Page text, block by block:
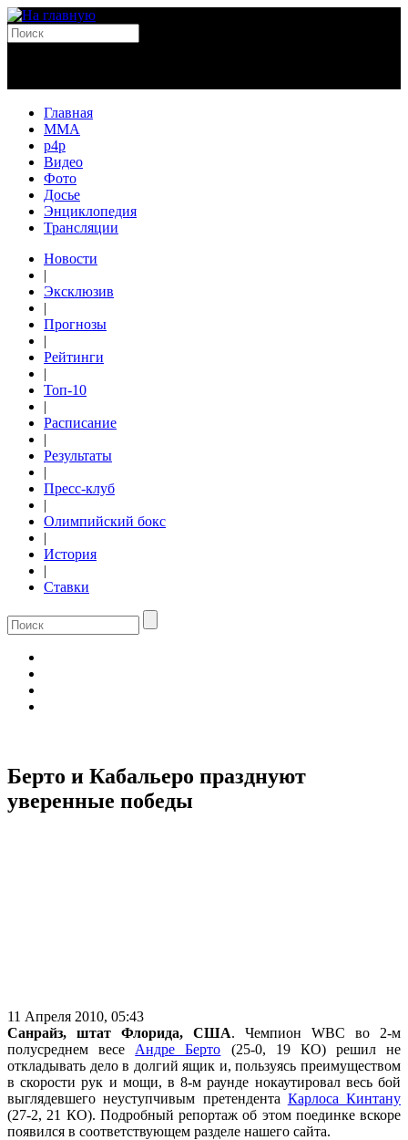
Главная
MMA
p4p
Видео
Фото
Досье
Энциклопедия
Трансляции
Новости
|
Эксклюзив
|
Прогнозы
|
Рейтинги
|
Топ-10
|
Расписание
|
Результаты
|
Пресс-клуб
|
Олимпийский бокс
|
История
|
Ставки
Берто и Кабальеро празднуют
уверенные победы
11 Апреля 2010, 05:43
Санрайз, штат Флорида, США. Чемпион WBC во 2-м
полусреднем весе Андре Берто (25-0, 19 КО) решил не
откладывать дело в долгий ящик и, пользуясь преимуществом
в скорости рук и мощи, в 8-м раунде нокаутировал весь бой
выглядевшего неуступчивым претендента Карлоса Кинтану
(27-2, 21 КО). Подробный репортаж об этом поединке вскоре
появился в соответствующем разделе нашего сайта.